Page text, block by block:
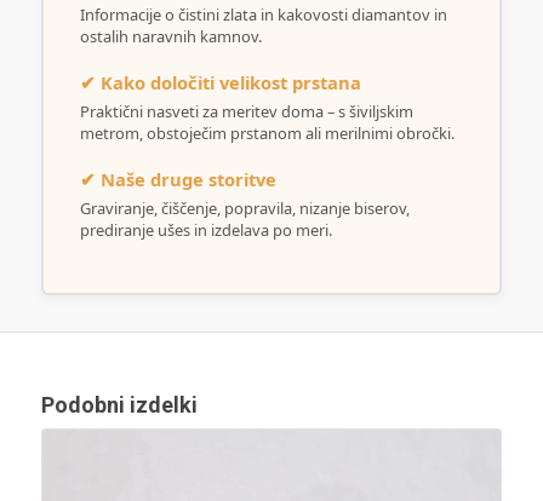
Informacije o čistini zlata in kakovosti diamantov in
ostalih naravnih kamnov.
✔ Kako določiti velikost prstana
Praktični nasveti za meritev doma – s šiviljskim
metrom, obstoječim prstanom ali merilnimi obročki.
✔ Naše druge storitve
Graviranje, čiščenje, popravila, nizanje biserov,
prediranje ušes in izdelava po meri.
Podobni izdelki